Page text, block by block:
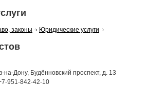
законы Юридические услуги
на-Дону, Будённовский проспект, д. 13
951-842-42-10